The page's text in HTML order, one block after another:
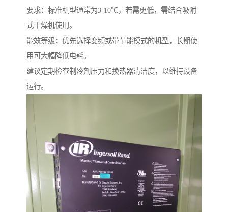
要求：标准机型通常为3-10℃，若需更低，需结合吸附
式干燥机使用。
能效等级：优先选择变频或带节能模式的机型，长期使
用可大幅降低电耗。
建议定期检查制冷剂压力和换热器清洁度，以维持设备
运行。